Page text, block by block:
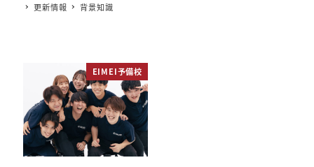
更新情報 背景知識
EIMEI予備校